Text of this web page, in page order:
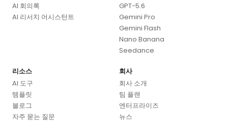
AI 회의록
AI 리서치 어시스턴트
GPT-5.6
Gemini Pro
Gemini Flash
Nano Banana
Seedance
리소스
AI 도구
템플릿
블로그
자주 묻는 질문
회사
회사 소개
팀 플랜
엔터프라이즈
뉴스